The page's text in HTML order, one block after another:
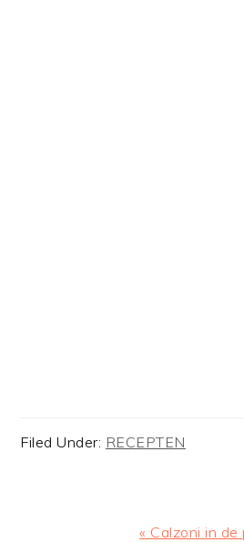
Filed Under: RECEPTEN
Previous
« Calzoni in de